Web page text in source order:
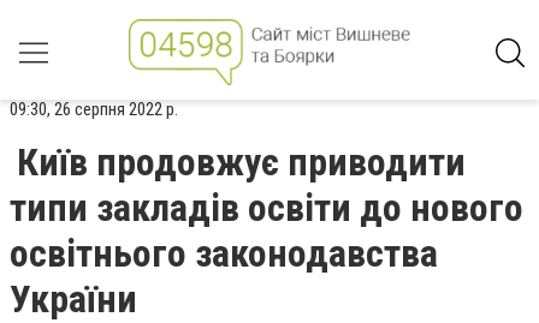
09:30, 26 серпня 2022 р.
Київ продовжує приводити
типи закладів освіти до нового
освітнього законодавства
України